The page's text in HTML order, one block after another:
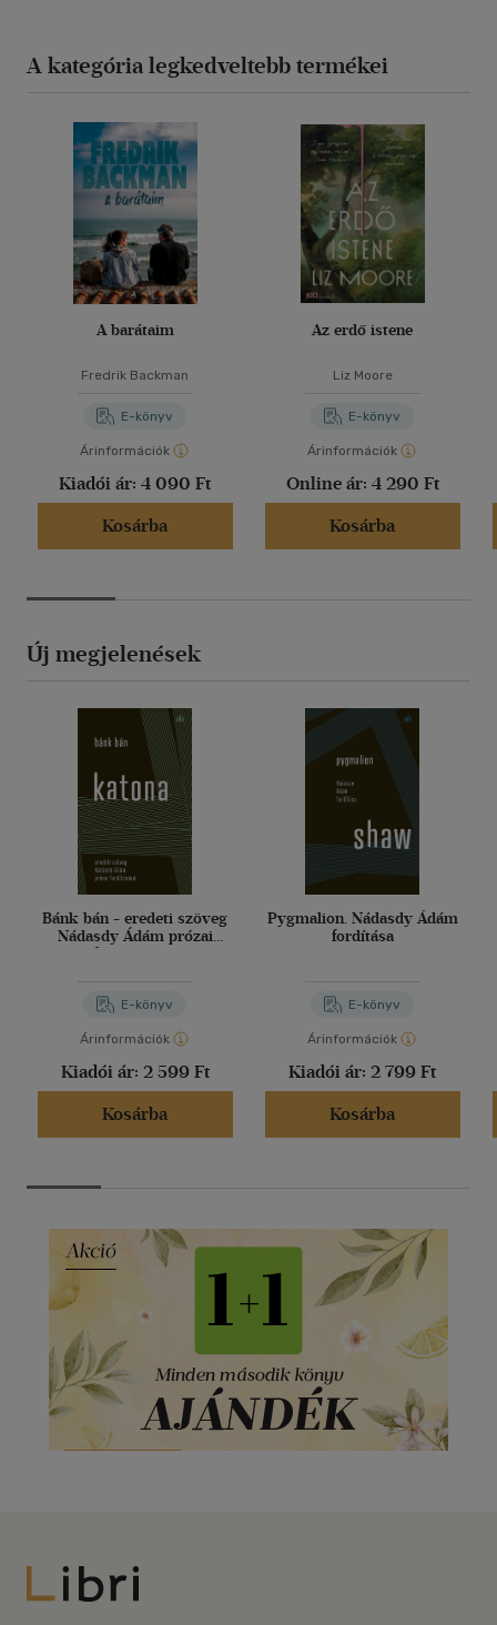
A kategória legkedveltebb termékei
A barátaim
Fredrik Backman
E-könyv
Árinformációk
Kiadói ár: 4 090 Ft
Kosárba
Az erdő istene
Liz Moore
E-könyv
Árinformációk
Online ár: 4 290 Ft
Kosárba
Új megjelenések
Bánk bán - eredeti szöveg
Nádasdy Ádám prózai
fordításával
E-könyv
Árinformációk
Kiadói ár: 2 599 Ft
Kosárba
Pygmalion. Nádasdy Ádám
fordítása
E-könyv
Árinformációk
Kiadói ár: 2 799 Ft
Kosárba
Libri